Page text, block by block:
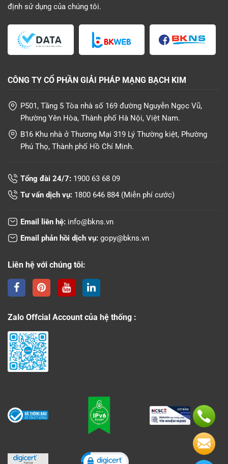
định sử dụng của chúng tôi.
CÔNG TY CỔ PHẦN GIẢI PHÁP MẠNG BẠCH KIM
P501, Tầng 5 Tòa nhà số 169 đường Nguyễn Ngọc Vũ,
Phường Yên Hòa, Thành phố Hà Nội, Việt Nam.
B16 Khu nhà ở Thương Mại 319 Lý Thường kiệt, Phường
Phú Thọ, Thành phố Hồ Chí Minh.
Tổng đài 24/7: 1900 63 68 09
Tư vấn dịch vụ: 1800 646 884 (Miễn phí cước)
Email liên hệ: info@bkns.vn
Email phản hồi dịch vụ: gopy@bkns.vn
Liên hệ với chúng tôi:
Zalo Offcial Account của hệ thống :
Click to open certificate